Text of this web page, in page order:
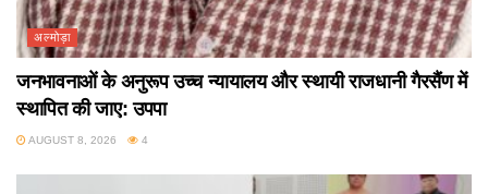
अल्मोड़ा
जनभावनाओं के अनुरूप उच्च न्यायालय और स्थायी राजधानी गैरसैंण में
स्थापित की जाए: उपपा
AUGUST 8, 2026 4